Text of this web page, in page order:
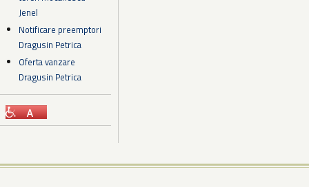
Jenel
Notificare preemptori
Dragusin Petrica
Oferta vanzare
Dragusin Petrica